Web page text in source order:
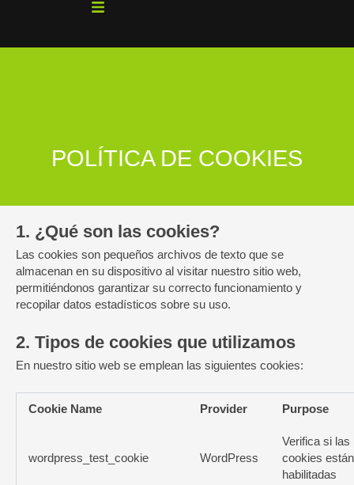
POLÍTICA DE COOKIES
1. ¿Qué son las cookies?
Las cookies son pequeños archivos de texto que se
almacenan en su dispositivo al visitar nuestro sitio web,
permitiéndonos garantizar su correcto funcionamiento y
recopilar datos estadísticos sobre su uso.
2. Tipos de cookies que utilizamos
En nuestro sitio web se emplean las siguientes cookies:
Cookie Name Provider Purpose
wordpress_test_cookie WordPress
Verifica si las
cookies están
habilitadas